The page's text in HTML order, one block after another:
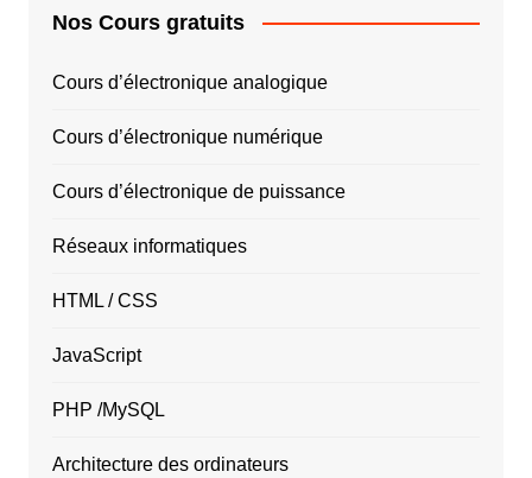
Nos Cours gratuits
Cours d’électronique analogique
Cours d’électronique numérique
Cours d’électronique de puissance
Réseaux informatiques
HTML / CSS
JavaScript
PHP /MySQL
Architecture des ordinateurs